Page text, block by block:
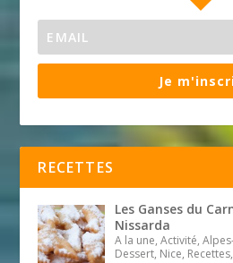
Je
RECETTES
Les Ganses du
Nissarda
A la une, Activité,
Dessert, Nice,